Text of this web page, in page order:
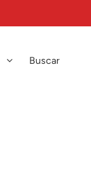
Buscar